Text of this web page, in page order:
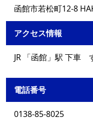
函館市若松町12-8
アクセス情報
JR 「函館」駅 下車
電話番号
0138-85-8025